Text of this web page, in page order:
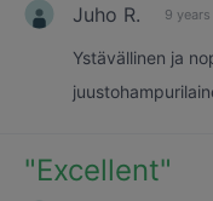
Juho R. 9
Ystävällinen ja
"Excellent"